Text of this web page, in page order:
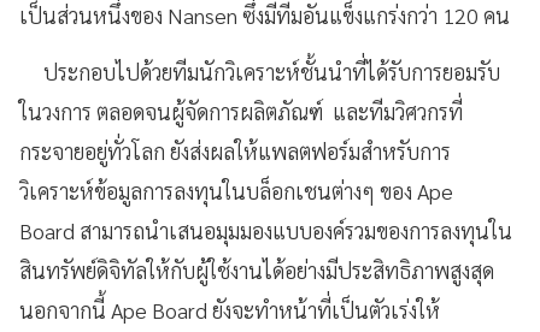
เป็นส่วนหนึ่งของ Nansen ซึ่งมีทีมอันแข็งแกร่งกว่า 120 คน
ประกอบไปด้วยทีมนักวิเคราะห์ชั้นนำที่ได้รับการยอมรับ
ในวงการ ตลอดจนผู้จัดการผลิตภัณฑ์ และทีมวิศวกรที่
กระจายอยู่ทั่วโลก ยังส่งผลให้แพลตฟอร์มสำหรับการ
วิเคราะห์ข้อมูลการลงทุนในบล็อกเชนต่างๆ ของ Ape
Board สามารถนำเสนอมุมมองแบบองค์รวมของการลงทุนใน
สินทรัพย์ดิจิทัลให้กับผู้ใช้งานได้อย่างมีประสิทธิภาพสูงสุด
นอกจากนี้ Ape Board ยังจะทำหน้าที่เป็นตัวเร่งให้